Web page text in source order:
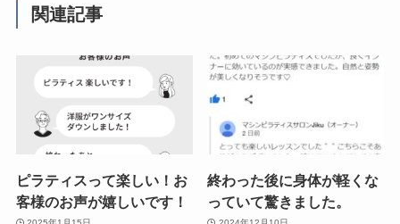
関連記事
ピラティスって楽しい！お
客様のお声が嬉しいです！
終わった後に身体が軽くな
っていて驚きました。